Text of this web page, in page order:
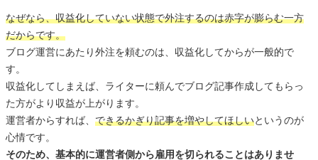
なぜなら、収益化していない状態で外注するのは赤字が膨らむ一方
だからです。
ブログ運営にあたり外注を頼むのは、収益化してからが一般的で
す。
収益化してしまえば、ライターに頼んでブログ記事作成してもらっ
た方がより収益が上がります。
運営者からすれば、 できるかぎり記事を増やしてほしいというのが
心情です。
そのため、基本的に運営者側から雇用を切られることはありませ